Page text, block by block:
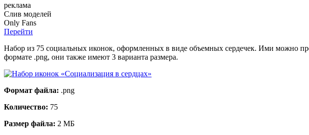
реклама
Слив моделей
Only Fans
Перейти
Набор из 75 социальных иконок, оформленных в виде объемных сердечек. Ими можно
формате .png, они также имеют 3 варианта размера.
Формат файла: .png
Количество: 75
Размер файла: 2 МБ